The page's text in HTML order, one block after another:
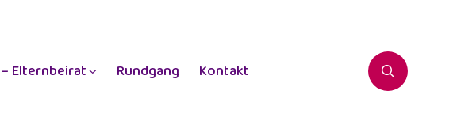
Elternbeirat Rundgang Kontakt